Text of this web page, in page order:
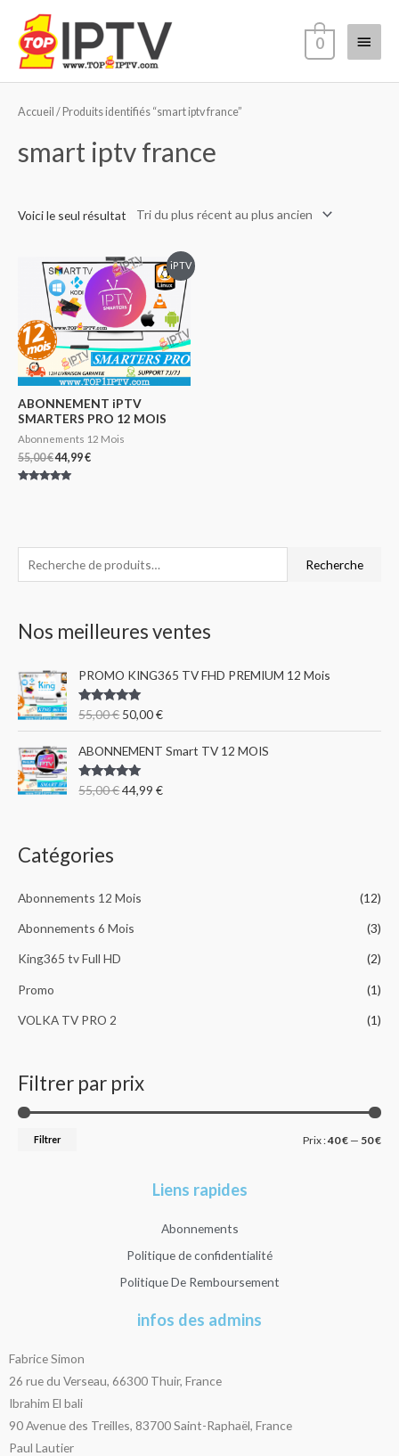
contenu
Menu
0
e
h
r
c
e
p
o
r
:
Recherche
Nos meilleures ventes
PROMO KING365 TV FHD PREMIUM 12 Mois
Note5.00
sur 5
55,00€ 50,00€
ABONNEMENT Smart TV 12 MOIS
Note5.00
sur 5
55,00€44,99€
Catégories
Abonnements 12 Mois (12)
Abonnements 6 Mois (3)
King365 tv Full HD (2)
Promo (1)
VOLKA TV PRO 2 (1)
Filtrer par prix
Filtrer Prix :40 € — 50 €
Accueil / Produits identifiés “smart iptv france”
smart iptv france
Voici le seul résultat
iPTV
ABONNEMENT iPTV
SMARTERS PRO 12 MOIS
Abonnements 12 Mois
55,00€44,99€
Liens rapides
Abonnements
Politique de confidentialité
Politique De Remboursement
infos des admins
Fabrice Simon
26 rue du Verseau, 66300 Thuir, France
Ibrahim El bali
90 Avenue des Treilles, 83700 Saint-Raphaël, France
Paul Lautier